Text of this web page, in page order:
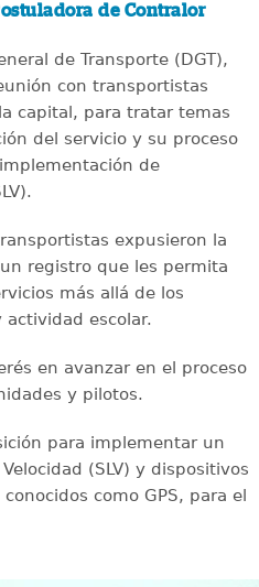
de Contralor
de Transporte (DGT),
con transportistas
capital, para tratar temas
del servicio y su proceso
de
expusieron la
registro que les permita
más allá de los
escolar.
en avanzar en el proceso
y pilotos.
para implementar un
(SLV) y dispositivos
como GPS, para el